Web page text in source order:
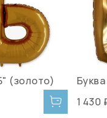
(золото)
1 430